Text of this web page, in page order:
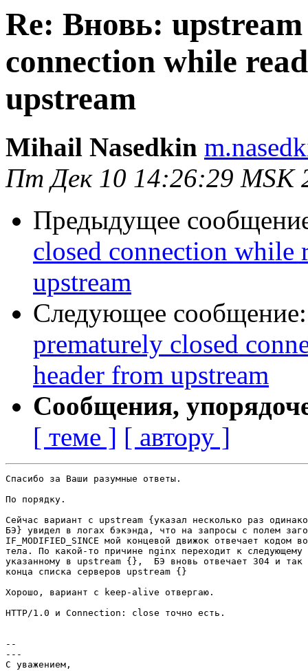
Re: Вновь:
connection while
upstream
Mihail Nasedkin
Пт Дек 10 14:26:29 MSK
Предыдущее
closed connection while
upstream
Следующее
prematurely closed
header from upstream
Сообщения,
[ теме ] [ автору ]
Спасибо за Ваши разумные ответы.
По порядку.
Сейчас вариант с upstream {указал несколько раз
БЭ} увидел в логах бэкэнда, что на запросы с полем
IF_MODIFIED_SINCE мой концевой движок отвечает кодом
тела. По какой-то причине nginx переходит к следующему
указанному в upstream {},  БЭ вновь отвечает 304 и так
конца списка серверов upstream {}
Хорошо, вариант с keep-alive отвергаю.
HTTP/1.0 и Connection: close точно есть.
--
---
С уважением,